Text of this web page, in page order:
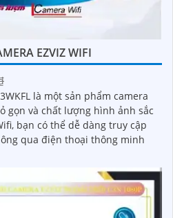
EZVIZ WIFI
là một sản phẩm camera
gọn và chất lượng hình ảnh sắc
qua điện thoại thông minh